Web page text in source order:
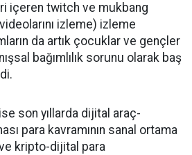
içeren twitch ve mukbang
izleme) izleme
da artık çocuklar ve gençler
bağımlılık sorunu olarak baş
son yıllarda dijital araç-
para kavramının sanal ortama
kripto-dijital para